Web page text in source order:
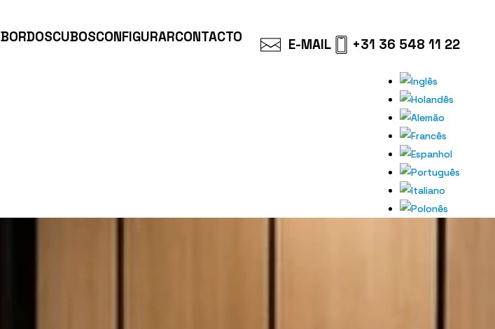
BORDOSCUBOSCONFIGURARCONTACTO E-MAIL +31 36 548 11 22